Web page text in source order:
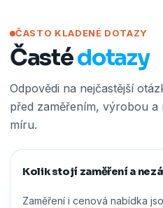
ČASTO KLADENÉ DOTAZY
Častédotazy
Odpovědi na nejčastější
před zaměřením, výrobou
míru.
Kolik stojí zaměření a
Zaměření i cenová nabídka